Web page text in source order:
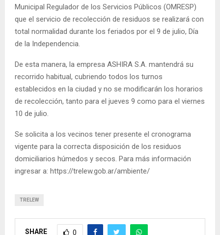
Municipal Regulador de los Servicios Públicos (OMRESP)
que el servicio de recolección de residuos se realizará con
total normalidad durante los feriados por el 9 de julio, Día
de la Independencia.
De esta manera, la empresa ASHIRA S.A. mantendrá su
recorrido habitual, cubriendo todos los turnos
establecidos en la ciudad y no se modificarán los horarios
de recolección, tanto para el jueves 9 como para el viernes
10 de julio.
Se solicita a los vecinos tener presente el cronograma
vigente para la correcta disposición de los residuos
domiciliarios húmedos y secos. Para más información
ingresar a: https://trelew.gob.ar/ambiente/
TRELEW
SHARE 0